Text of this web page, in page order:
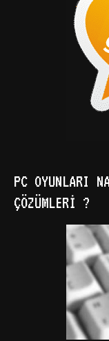
PC OYUNLARI
ÇÖZÜMLERI ?